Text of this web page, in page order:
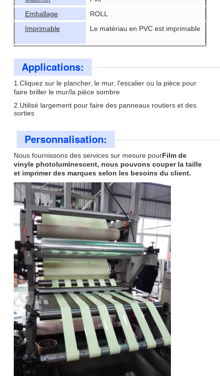
Emballage
ROLL
Imprimable
Le matériau en PVC est imprimable
Applications:
1.Cliquez sur le plancher, le mur, l'escalier ou la pièce pour
faire briller le mur/la pièce sombre
2.Utilisé largement pour faire des panneaux routiers et des
sorties
Personnalisation:
Nous fournissons des services sur mesure pourFilm de
vinyle photoluminescent, nous pouvons couper la taille
et imprimer des marques selon les besoins du client.